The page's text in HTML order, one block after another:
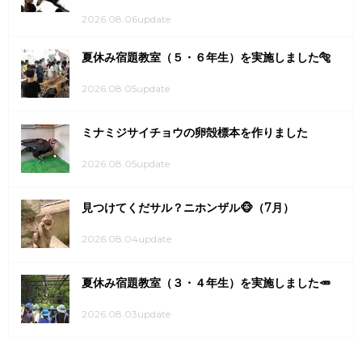
2026.08.06update
夏休み宿題教室（５・６年生）を実施しました🐅
2026.08.05update
ミナミジサイチョウの卵殻標本を作りました
2026.08.05update
見つけてくだサル？ニホンザル🐵（7月）
2026.08.04update
夏休み宿題教室（３・４年生）を実施しました🥕
2026.08.03update